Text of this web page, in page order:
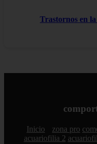
Trastornos en
Inicio zona pro
acuariofilia 2